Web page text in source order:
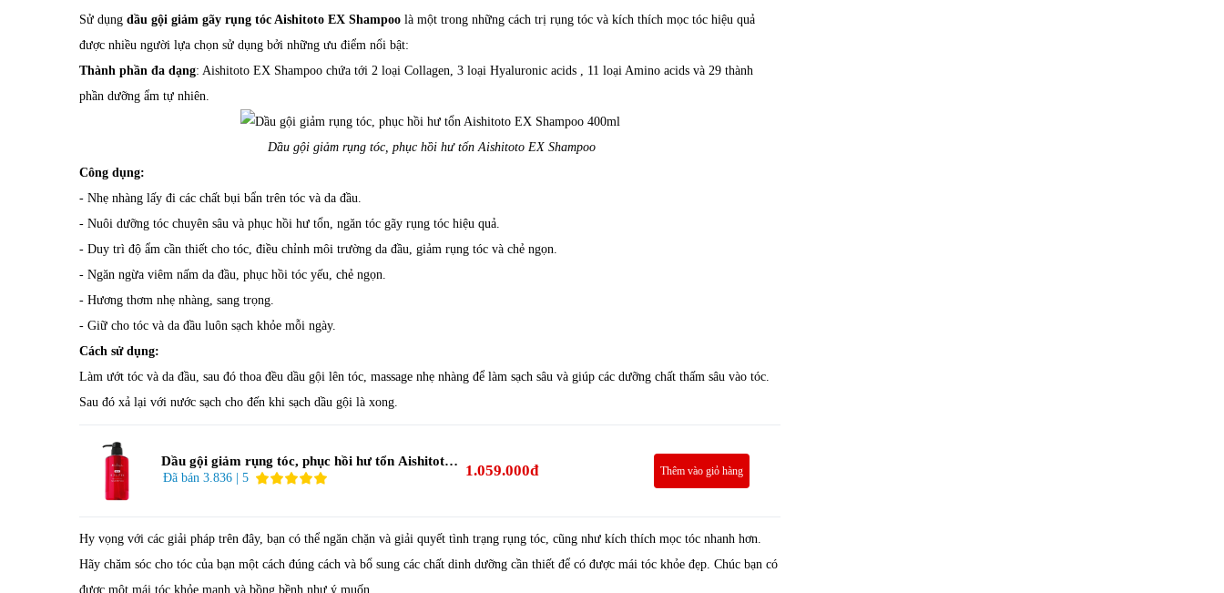
Sử dụng dầu gội giảm gãy rụng tóc Aishitoto EX Shampoo là một trong những cách trị rụng tóc và kích thích mọc tóc hiệu quả
được nhiều người lựa chọn sử dụng bởi những ưu điểm nổi bật:
Thành phần đa dạng: Aishitoto EX Shampoo chứa tới 2 loại Collagen, 3 loại Hyaluronic acids , 11 loại Amino acids và 29 thành
phần dưỡng ẩm tự nhiên.
Dầu gội giảm rụng tóc, phục hồi hư tổn Aishitoto EX Shampoo
Công dụng:
- Nhẹ nhàng lấy đi các chất bụi bẩn trên tóc và da đầu.
- Nuôi dưỡng tóc chuyên sâu và phục hồi hư tổn, ngăn tóc gãy rụng tóc hiệu quả.
- Duy trì độ ẩm cần thiết cho tóc, điều chỉnh môi trường da đầu, giảm rụng tóc và chẻ ngọn.
- Ngăn ngừa viêm nấm da đầu, phục hồi tóc yếu, chẻ ngọn.
- Hương thơm nhẹ nhàng, sang trọng.
- Giữ cho tóc và da đầu luôn sạch khỏe mỗi ngày.
Cách sử dụng:
Làm ướt tóc và da đầu, sau đó thoa đều dầu gội lên tóc, massage nhẹ nhàng để làm sạch sâu và giúp các dưỡng chất thấm sâu vào tóc.
Sau đó xả lại với nước sạch cho đến khi sạch dầu gội là xong.
Dầu gội giảm rụng tóc, phục hồi hư tổn Aishitoto
EX Shampoo 400ml
Đã bán 3.836 | 5 1.059.000đ Thêm vào giỏ hàng
Hy vọng với các giải pháp trên đây, bạn có thể ngăn chặn và giải quyết tình trạng rụng tóc, cũng như kích thích mọc tóc nhanh hơn.
Hãy chăm sóc cho tóc của bạn một cách đúng cách và bổ sung các chất dinh dưỡng cần thiết để có được mái tóc khỏe đẹp. Chúc bạn có
được một mái tóc khỏe mạnh và bồng bềnh như ý muốn.